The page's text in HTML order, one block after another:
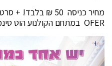
OFER במתחם הקולנוע הוט סינמה.